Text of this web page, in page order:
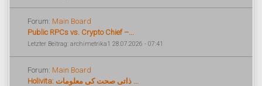
Forum: Main Board
Public RPCs vs. Crypto Chief –...
Letzter Beitrag: archimetrika1 28.07.2026 - 07:41
Forum: Main Board
Holivita: ذاتی صحت کی معلومات ...